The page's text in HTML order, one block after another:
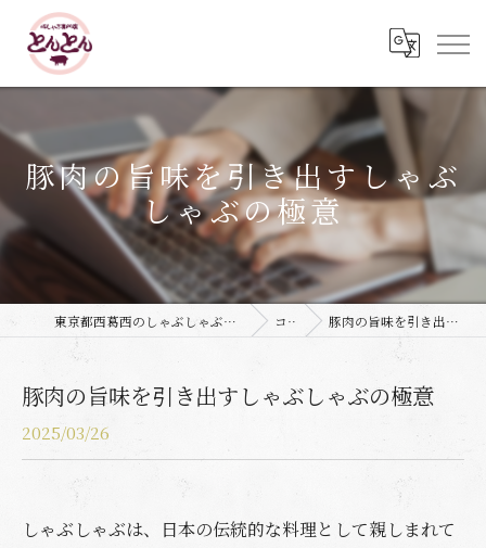
豚肉の旨味を引き出すしゃぶ
しゃぶの極意
東京都西葛西のしゃぶしゃぶなら豚しゃぶ専門店 とんとん コラム 豚肉の旨味を引き出すしゃぶしゃぶの極意
豚肉の旨味を引き出すしゃぶしゃぶの極意
2025/03/26
しゃぶしゃぶは、日本の伝統的な料理として親しまれて